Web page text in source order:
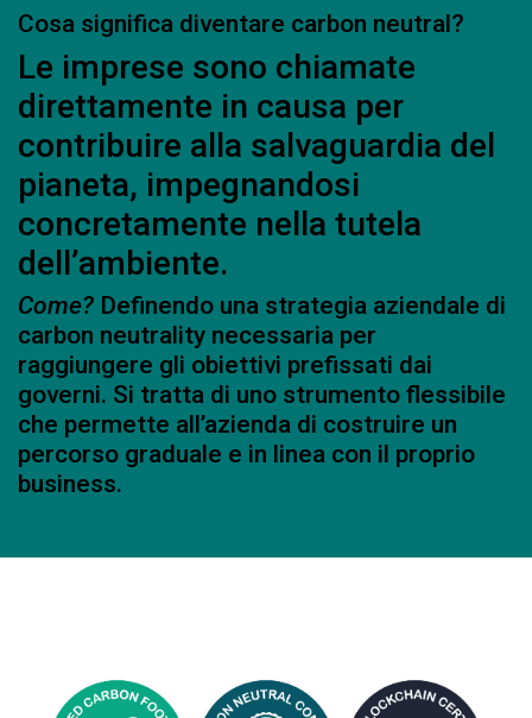
Cosa significa diventare carbon neutral?
Le imprese sono chiamate
direttamente in causa per
contribuire alla salvaguardia del
pianeta, impegnandosi
concretamente nella tutela
dell’ambiente.
Come? Definendo una strategia aziendale di
carbon neutrality necessaria per
raggiungere gli obiettivi prefissati dai
governi. Si tratta di uno strumento flessibile
che permette all’azienda di costruire un
percorso graduale e in linea con il proprio
business.